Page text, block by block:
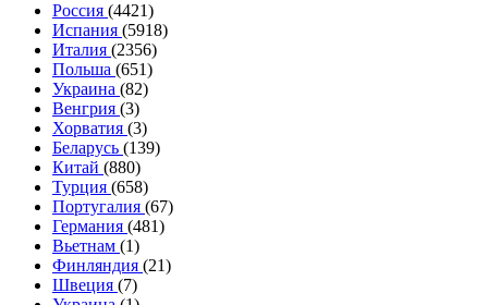
Россия (4421)
Испания (5918)
Италия (2356)
Польша (651)
Украина (82)
Венгрия (3)
Хорватия (3)
Беларусь (139)
Китай (880)
Турция (658)
Португалия (67)
Германия (481)
Вьетнам (1)
Финляндия (21)
Швеция (7)